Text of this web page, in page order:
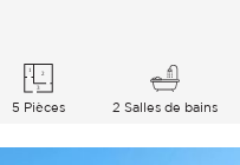
5 Pièces 2 Salles de bains